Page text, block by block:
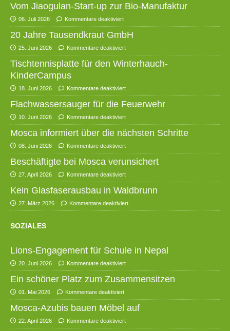
Vom Jiaogulan-Start-up zur Bio-Manufaktur
06. Juli 2026 Kommentare deaktiviert
20 Jahre Tausendkraut GmbH
25. Juni 2026 Kommentare deaktiviert
Tischtennisplatte für den Winterhauch-
KinderCampus
18. Juni 2026 Kommentare deaktiviert
Flachwassersauger für die Feuerwehr
10. Juni 2026 Kommentare deaktiviert
Mosca informiert über die nächsten Schritte
08. Juni 2026 Kommentare deaktiviert
Beschäftigte bei Mosca verunsichert
27. April 2026 Kommentare deaktiviert
Kein Glasfaserausbau in Waldbrunn
27. März 2026 Kommentare deaktiviert
SOZIALES
Lions-Engagement für Schule in Nepal
20. Juni 2026 Kommentare deaktiviert
Ein schöner Platz zum Zusammensitzen
01. Mai 2026 Kommentare deaktiviert
Mosca-Azubis bauen Möbel auf
22. April 2026 Kommentare deaktiviert